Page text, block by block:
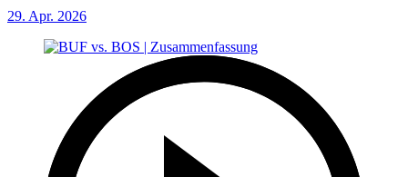
29. Apr. 2026